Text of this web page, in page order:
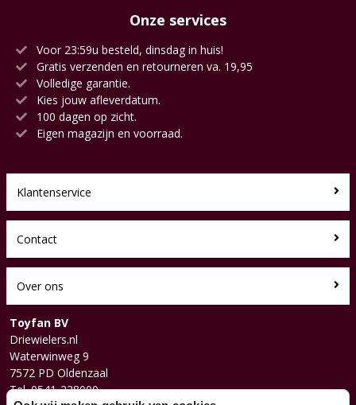
Onze services
Voor 23:59u besteld, dinsdag in huis!
Gratis verzenden en retourneren va. 19,95
Volledige garantie.
Kies jouw afleverdatum.
100 dagen op zicht.
Eigen magazijn en voorraad.
Klantenservice
Contact
Over ons
Toyfan BV
Driewielers.nl
Waterwinweg 9
7572 PD Oldenzaal
Tel. 0541-228000